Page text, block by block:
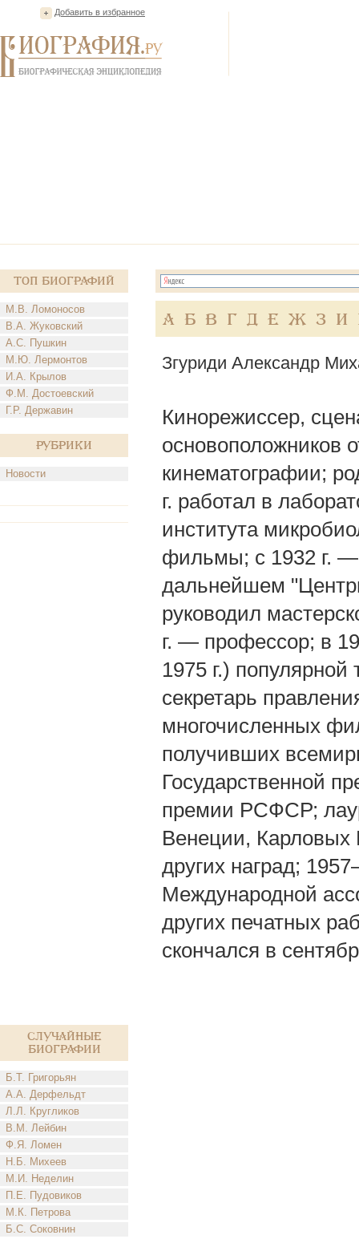
Добавить в избранное
Топ Биографий
М.В. Ломоносов
В.А. Жуковский
А.С. Пушкин
М.Ю. Лермонтов
И.А. Крылов
Ф.М. Достоевский
Г.Р. Державин
Рубрики
Новости
Случайные
биографии
Б.Т. Григорьян
А.А. Дерфельдт
Л.Л. Кругликов
В.М. Лейбин
Ф.Я. Ломен
Н.Б. Михеев
М.И. Неделин
П.Е. Пудовиков
М.К. Петрова
Б.С. Соковнин
А Б В Г Д Е Ж З И
Згуриди Александр
Кинорежиссер,
основоположников
кинематографии;
г. работал в
института
фильмы; с 1932 г.
дальнейшем
руководил
г. — профессор; в
1975 г.)
секретарь
многочисленных
получивших
Государственной
премии РСФСР;
Венеции,
других наград;
Международной
других печатных
скончался в